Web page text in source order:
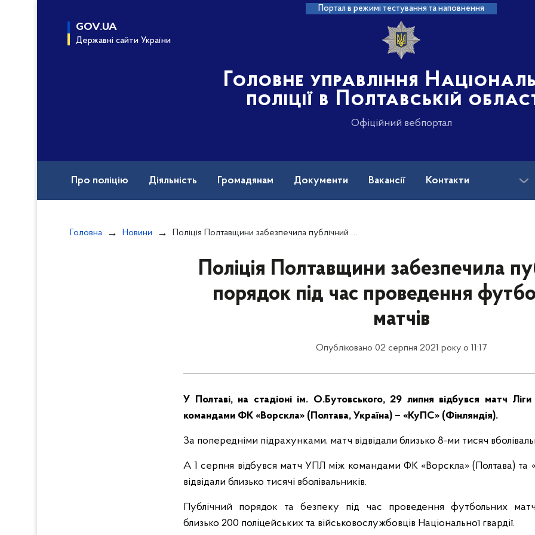
Портал в режимі тестування та наповнення
GOV.UA
Державні сайти України
Головне управління
поліції в Полтавській
Офіційний вебпортал
Про поліцію Діяльність Громадянам Документи Вакансії Контакти
Головна Новини Поліція Полтавщини забезпечила публічний порядок під час проведення футбольних матчів
Поліція Полтавщини забезпечила
порядок під час проведення
матчів
Опубліковано 02 серпня 2021 року о 11:17
У Полтаві, на стадіоні ім. О.Бутовського, 29 липня відбувся матч
командами ФК «Ворскла» (Полтава, Україна) – «КуПС» (Фінляндія).
За попередніми підрахунками, матч відвідали близько 8-ми тисяч
А 1 серпня відбувся матч УПЛ між командами ФК «Ворскла» (Полтава) та
відвідали близько тисячі вболівальників.
Публічний порядок та безпеку під час проведення футбольних
близько 200 поліцейських та військовослужбовців Національної гвардії.